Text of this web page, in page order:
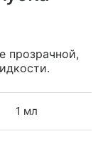
прозрачной,
1 мл